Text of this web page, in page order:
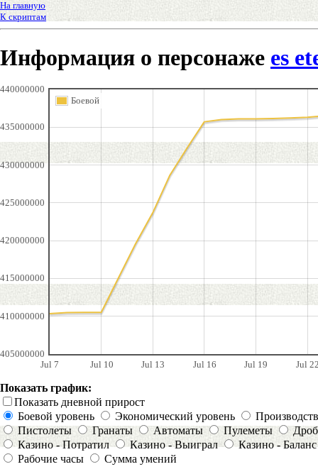
На главную
К скриптам
Информация о персонаже es
Jul 7 Jul 10 Jul 13 Jul 16 Jul 19 Jul
405000000
410000000
415000000
420000000
425000000
430000000
435000000
440000000
Боевой
Показать график:
Показать дневной прирост
Боевой уровень
Экономический уровень
Пистолеты
Гранаты Автоматы Пулеметы
Казино - Потратил
Казино - Выиграл
Казино - Баланс
Рабочие часы
Сумма умений